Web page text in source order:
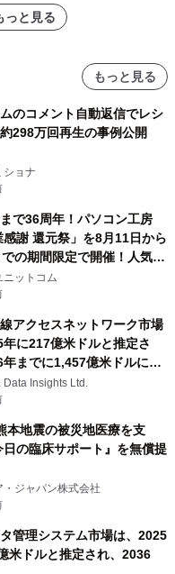
っと見る
もっと見る
のコメント自動返信でレシ
298万回再生の事例公開
ショナ
で36周年！パソコン工房
感謝 還元祭」を8月11日から
の期間限定で開催！人気の
PCや高性能ノートPCなど
PCのご購入で最大3万円分
ニットコム
アクセスネットワーク市場
年に217億米ドルと推定さ
までに1,457億米ドルに達
されており、予測期間
2036年）
Data Insights Ltd.
本地震の被災地医療を支
の臨床サポート』を無償提
・ジャパン株式会社
管理システム市場は、2025
米ドルと推定され、2036